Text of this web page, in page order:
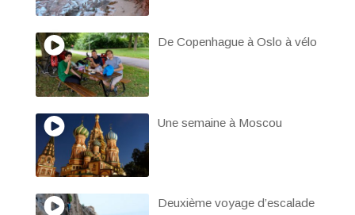
De Copenhague à Oslo à vélo
Une semaine à Moscou
Deuxième voyage d’escalade